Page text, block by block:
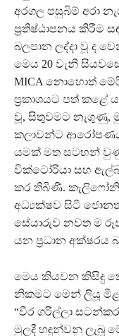
අරගල පසුබිම් අරා
ප්‍රතිෂ්ඨාපනය කිරීම
බලපාන ලද්දා වූ ද
මෙය 20 වැනි
MICA නොහොත්
ප්‍රකාශයට පත් කළේ
වූ, සිතුවමට නැගුණු,
කලාවන්ට
යමක් මත සටහන්
වික්ටෝරියා සහ
කර තිබිණි.
අධ්‍යක්ෂව සිටි
සේයාරුව නවත ම
යන ප්‍රධාන අක්ෂරය
මෙය කියවන කිසිදු
නිකමට මෙන් ලියූ
“වීර ගරිල්ලා
මුලදී හඳුන්වනු ලැබූ